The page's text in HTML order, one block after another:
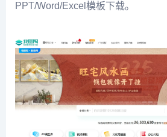
PPT/Word/Excel模板下载。